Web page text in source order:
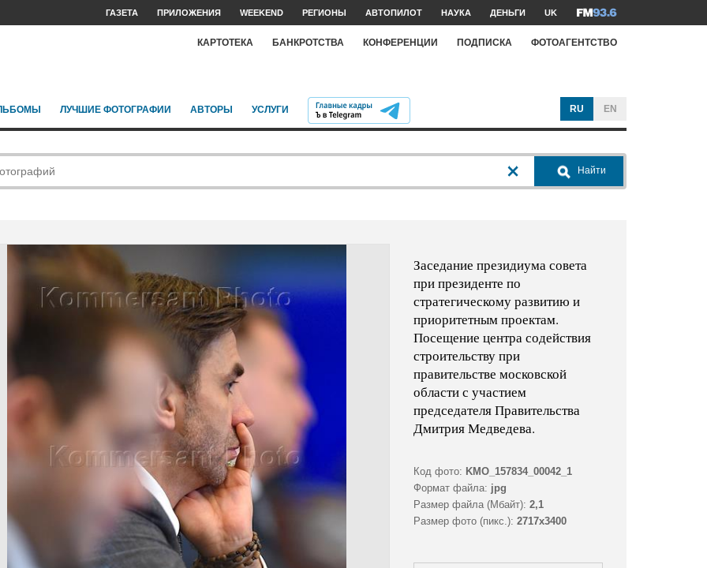
ГАЗЕТА ПРИЛОЖЕНИЯ WEEKEND РЕГИОНЫ АВТОПИЛОТ НАУКА ДЕНЬГИ UK
КАРТОТЕКА БАНКРОТСТВА КОНФЕРЕНЦИИ ПОДПИСКА ФОТОАГЕНТСТВО
ЛУЧШИЕ ФОТОГРАФИИ АВТОРЫ УСЛУГИ RU EN
Найти
Заседание президиума совета
при президенте по
стратегическому развитию и
приоритетным проектам.
Посещение центра содействия
строительству при
правительстве московской
области с участием
председателя Правительства
Дмитрия Медведева.
Код фото: KMO_157834_00042_1
Формат файла: jpg
Размер файла (Мбайт): 2,1
Размер фото (пикс.): 2717x3400